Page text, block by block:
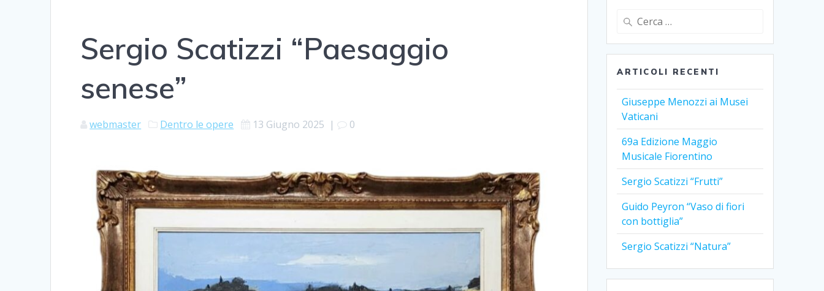
Sergio Scatizzi “Paesaggio
senese”
webmaster Dentro le opere 13 Giugno 2025 | 0
Ricerca
ARTICOLI RECENTI
Giuseppe Menozzi ai Musei
Vaticani
69a Edizione Maggio
Musicale Fiorentino
Sergio Scatizzi “Frutti”
Guido Peyron “Vaso di fiori
con bottiglia”
Sergio Scatizzi “Natura”